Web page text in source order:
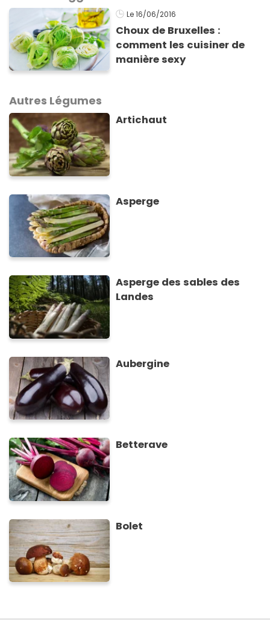
Le 16/06/2016
Choux de Bruxelles :
comment les cuisiner de
manière sexy
Autres Légumes
Artichaut
Asperge
Asperge des sables des
Landes
Aubergine
Betterave
Bolet